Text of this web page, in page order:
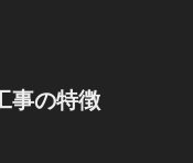
事の特徴